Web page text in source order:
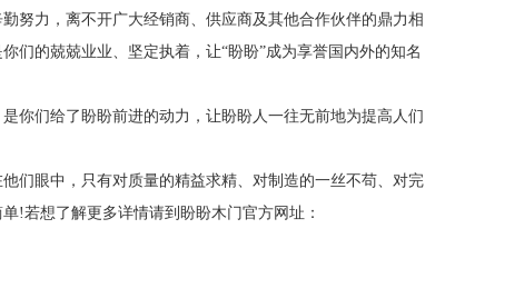
努力，离不开广大经销商、供应商及其他合作伙伴的鼎力相
们的兢兢业业、坚定执着，让“盼盼”成为享誉国内外的知名
你们给了盼盼前进的动力，让盼盼人一往无前地为提高人们
们眼中，只有对质量的精益求精、对制造的一丝不苟、对完
单!若想了解更多详情请到盼盼木门官方网址：